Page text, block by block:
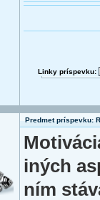
Linky príspevku:
Predmet príspevku:
iných
ním